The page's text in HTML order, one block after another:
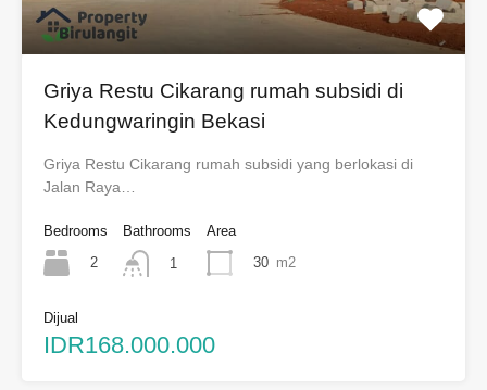
Griya Restu Cikarang rumah subsidi di
Kedungwaringin Bekasi
Griya Restu Cikarang rumah subsidi yang berlokasi di
Jalan Raya…
Bedrooms
2
Bathrooms
1
Area
30 m2
Dijual
IDR168.000.000